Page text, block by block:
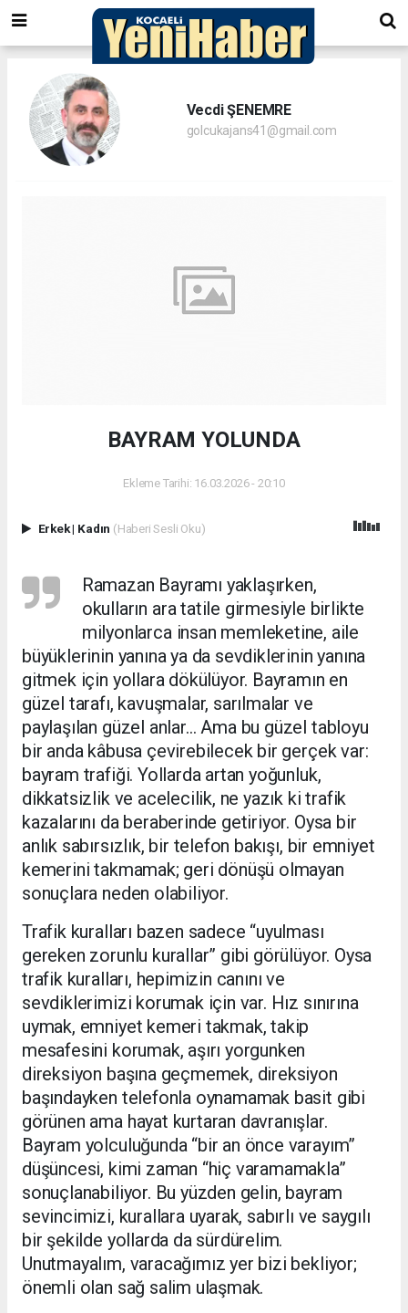
Vecdi ŞENEMRE
golcukajans41@gmail.com
BAYRAM YOLUNDA
Ekleme Tarihi: 16.03.2026 - 20:10
Erkek| Kadın (Haberi Sesli Oku)
Ramazan Bayramı yaklaşırken,
okulların ara tatile girmesiyle birlikte
milyonlarca insan memleketine, aile
büyüklerinin yanına ya da sevdiklerinin yanına
gitmek için yollara dökülüyor. Bayramın en
güzel tarafı, kavuşmalar, sarılmalar ve
paylaşılan güzel anlar… Ama bu güzel tabloyu
bir anda kâbusa çevirebilecek bir gerçek var:
bayram trafiği. Yollarda artan yoğunluk,
dikkatsizlik ve acelecilik, ne yazık ki trafik
kazalarını da beraberinde getiriyor. Oysa bir
anlık sabırsızlık, bir telefon bakışı, bir emniyet
kemerini takmamak; geri dönüşü olmayan
sonuçlara neden olabiliyor.
Trafik kuralları bazen sadece “uyulması
gereken zorunlu kurallar” gibi görülüyor. Oysa
trafik kuralları, hepimizin canını ve
sevdiklerimizi korumak için var. Hız sınırına
uymak, emniyet kemeri takmak, takip
mesafesini korumak, aşırı yorgunken
direksiyon başına geçmemek, direksiyon
başındayken telefonla oynamamak basit gibi
görünen ama hayat kurtaran davranışlar.
Bayram yolculuğunda “bir an önce varayım”
düşüncesi, kimi zaman “hiç varamamakla”
sonuçlanabiliyor. Bu yüzden gelin, bayram
sevincimizi, kurallara uyarak, sabırlı ve saygılı
bir şekilde yollarda da sürdürelim.
Unutmayalım, varacağımız yer bizi bekliyor;
önemli olan sağ salim ulaşmak.